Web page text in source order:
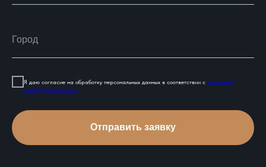
Я даю согласие на обработку персональных данных в соответствии с политикой
конфиденциальности
Отправить заявку